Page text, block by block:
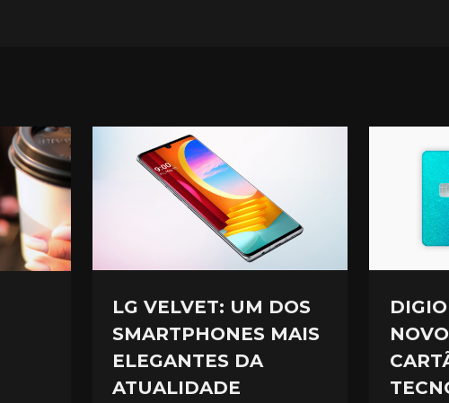
LG VELVET: UM DOS
SMARTPHONES MAIS
ELEGANTES DA
ATUALIDADE